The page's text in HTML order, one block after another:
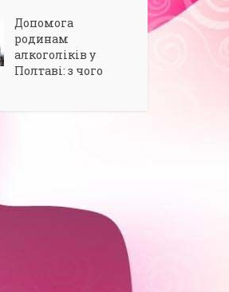
Допомога
родинам
алкоголіків у
Полтаві: з чого